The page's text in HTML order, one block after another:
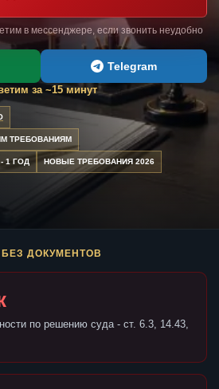
в мессенджере, если звонить неудобно
Telegram
за ~15 минут
ТРЕБОВАНИЯМ
1 ГОД НОВЫЕ ТРЕБОВАНИЯ 2026
ДОКУМЕНТОВ
по решению суда - ст. 6.3, 14.43,